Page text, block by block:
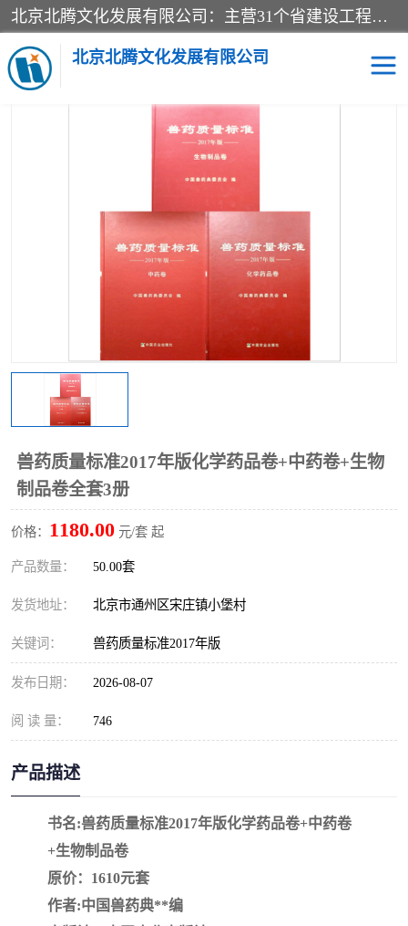
北京北腾文化发展有限公司：主营31个省建设工程预算书,工程预算软件,工程计价依据,工程造价定额,工程量清单计价定额,建设工程量消耗量定额,各行业工程预算定额,铁路定额,电力定额,矿山定额,*,黄金定额,钢铁企业检修定额,中石化安装检修定额,煤矿图书,医院书籍等.诚信的经营，在发展的同时公司不忘不断总结不断优化为客户的服务，和一如既往的热情赢得了新老客户的极高评价及青睐。
北京北腾文化发展有限公司
当前位置：首页>供应商机>医院图书> 兽药质量标准2017年版化
学药品卷+中药卷+生物制品卷全套3册
兽药质量标准2017年版化学药品卷+中药卷+生物
制品卷全套3册
价格： 1180.00 元/套 起
产品数量： 50.00套
发货地址： 北京市通州区宋庄镇小堡村
关键词： 兽药质量标准2017年版
发布日期： 2026-08-07
阅 读 量： 746
产品描述
书名:兽药质量标准2017年版化学药品卷+中药卷
+生物制品卷
原价：1610元套
作者:中国兽药典**编
预算定额
铁路建设工程预算定额
电力行业工程预算定额 石油化工安装预算定额
石油建设安装工程预算定
山东省工程预算定额
电网技改,拆除,检修定额 炼油化工计价依据定额
信息通信建设工程预算定
额
火力发电机组检修定额
湖北建设工程消耗量定额
煤炭建设工程预算定额 钢铁检修工程预算定额
黄金矿山工程预算定额
冶金工业建设工程预算定
额
电子工程概预算定额 有色工程预算定额
内河航运工程概预算定额
疏浚工程预算定额 吉林建筑工程预算定额
吉林建设工程计价定额
福建建设工程预算定额